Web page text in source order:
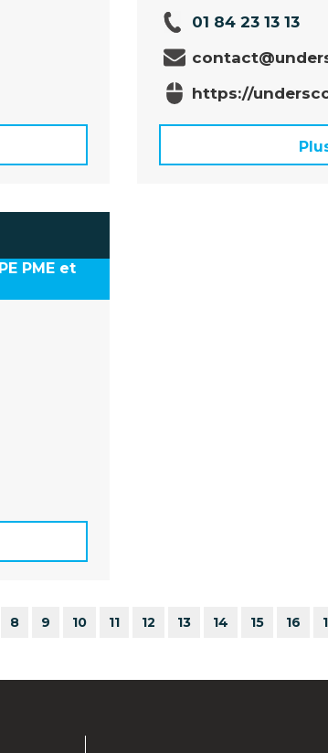
01 84 23 13 13
https://
PME et
8 9 10 11 12 13 14 15 16